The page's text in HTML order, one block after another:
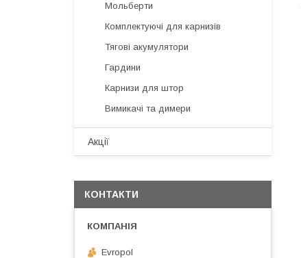
Мольберти
Комплектуючі для карнизів
Тягові акумулятори
Гардини
Карнизи для штор
Вимикачі та димери
Акції
КОНТАКТИ
Evropol